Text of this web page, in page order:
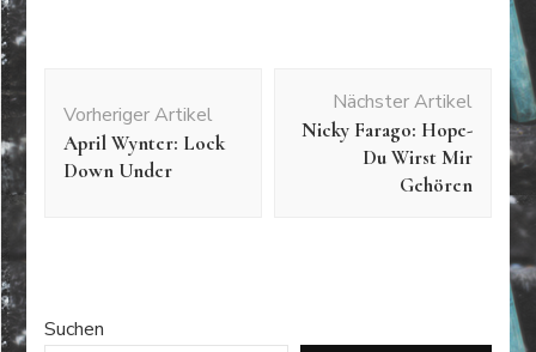
Vorheriger Artikel
April Wynter: Lock
Down Under
Nächster Artikel
Nicky Farago: Hope-
Du Wirst Mir
Gehören
Suchen